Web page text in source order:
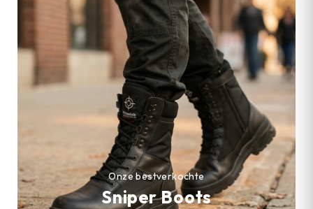
Sniper Boots
Onze bestverkochte